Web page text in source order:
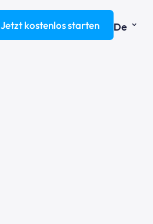
Jetzt kostenlos starten De ⌄